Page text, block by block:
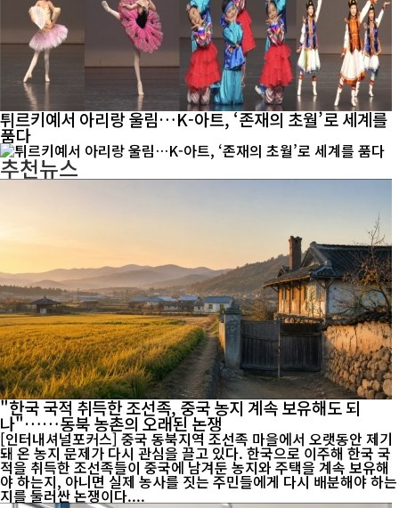
튀르키예서 아리랑 울림…K-아트, ‘존재의 초월’로 세계를
품다
추천뉴스
"한국 국적 취득한 조선족, 중국 농지 계속 보유해도 되
나"……동북 농촌의 오래된 논쟁
[인터내셔널포커스] 중국 동북지역 조선족 마을에서 오랫동안 제기
돼 온 농지 문제가 다시 관심을 끌고 있다. 한국으로 이주해 한국 국
적을 취득한 조선족들이 중국에 남겨둔 농지와 주택을 계속 보유해
야 하는지, 아니면 실제 농사를 짓는 주민들에게 다시 배분해야 하는
지를 둘러싼 논쟁이다....